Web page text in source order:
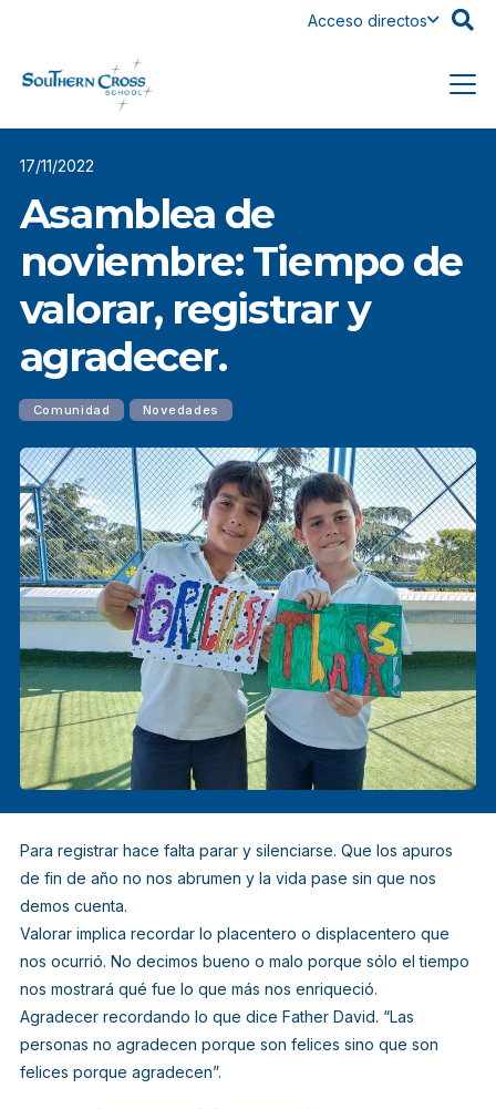
Acceso directos
17/11/2022
Asamblea de
noviembre: Tiempo de
valorar, registrar y
agradecer.
Comunidad Novedades
Para registrar hace falta parar y silenciarse. Que los apuros
de fin de año no nos abrumen y la vida pase sin que nos
demos cuenta.
Valorar implica recordar lo placentero o displacentero que
nos ocurrió. No decimos bueno o malo porque sólo el tiempo
nos mostrará qué fue lo que más nos enriqueció.
Agradecer recordando lo que dice Father David. “Las
personas no agradecen porque son felices sino que son
felices porque agradecen”.